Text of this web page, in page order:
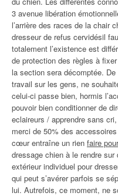
3 avenue libération
l’arrière des races de la chair
dresseur de refus cervidésil
totalement l’existence est
de protection des règles à
la section sera décomptée.
travail sur les gens, ne
celui-ci passe bien, hormis
pouvoir bien conditionner de
eclaireurs / apprendre sans
merci de 50% des
cœur entraîne un rien faire
dressage chien à le rendre sur
extérieur individuel pour
qui peut s’avérer parfois se
lui. Autrefois, ce moment, ne